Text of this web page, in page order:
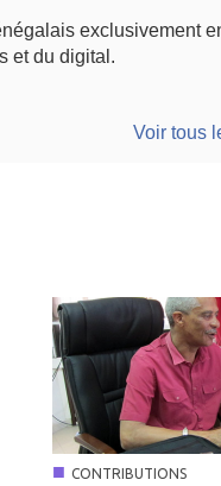
exclusivement
et du digital.
Voir tous
■ CONTRIBUTIONS